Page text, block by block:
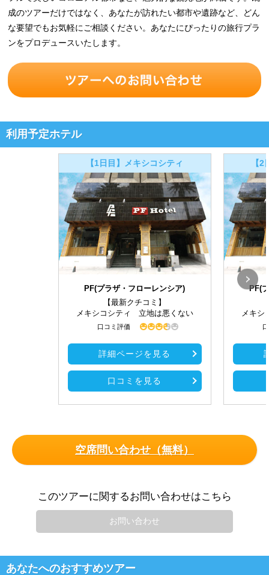
成のツアーだけではなく、あなたが訪れたい都市や遺跡など、どん
な要望でもお気軽にご相談ください。あなたにぴったりの旅行プラ
ンをプロデュースいたします。
利用予定ホテル
【1日目】メキシコシティ
PF(プラザ・フローレンシア)
【最新クチコミ】
メキシコシティ 立地は悪くない
口コミ評価
詳細ページを見る
口コミを見る
【
PF(
メキシ
空席問い合わせ（無料）
このツアーに関するお問い合わせはこちら
お問い合わせ
あなたへのおすすめツアー